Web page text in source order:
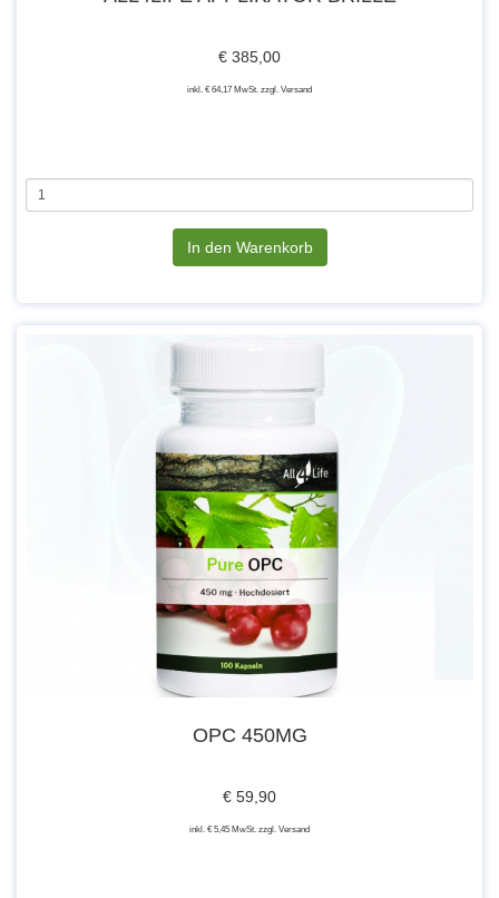
€ 385,00
inkl. € 64,17 MwSt. zzgl. Versand
In den Warenkorb
OPC 450MG
€ 59,90
inkl. € 5,45 MwSt. zzgl. Versand